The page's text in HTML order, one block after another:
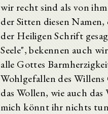
wir recht sind als von
der Sitten diesen
der Heiligen Schrift
Seele", bekennen auch
alle Gottes
Wohlgefallen des
das Wollen, wie auch
mich könnt ihr nichts